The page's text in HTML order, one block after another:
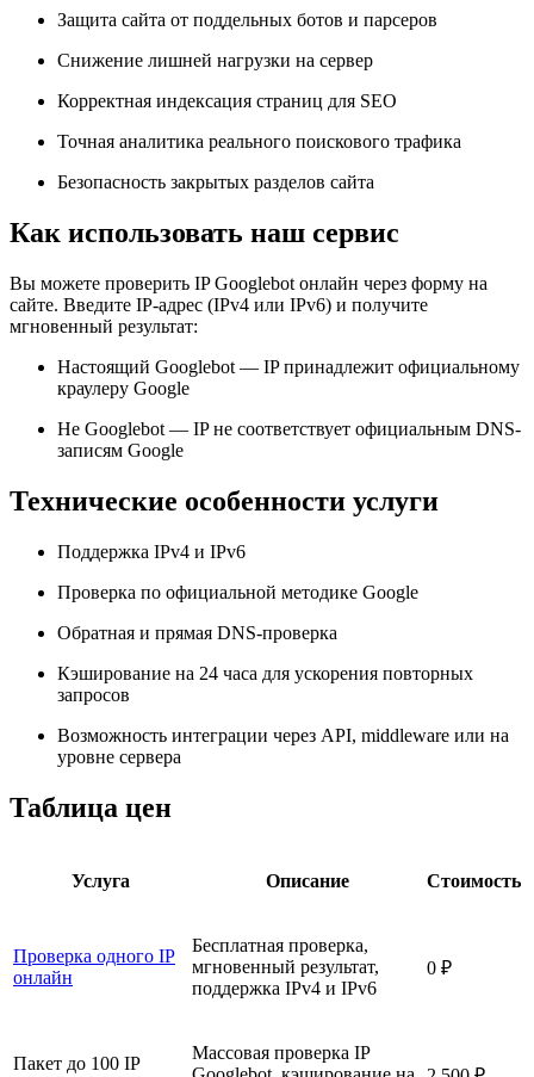
Защита сайта от поддельных ботов и парсеров
Снижение лишней нагрузки на сервер
Корректная индексация страниц для SEO
Точная аналитика реального поискового трафика
Безопасность закрытых разделов сайта
Как использовать наш сервис
Вы можете проверить IP Googlebot онлайн через форму на
сайте. Введите IP-адрес (IPv4 или IPv6) и получите
мгновенный результат:
Настоящий Googlebot — IP принадлежит официальному
краулеру Google
Не Googlebot — IP не соответствует официальным DNS-
записям Google
Технические особенности услуги
Поддержка IPv4 и IPv6
Проверка по официальной методике Google
Обратная и прямая DNS-проверка
Кэширование на 24 часа для ускорения повторных
запросов
Возможность интеграции через API, middleware или на
уровне сервера
Таблица цен
Услуга Описание Стоимость
Проверка одного IP
онлайн
Бесплатная проверка,
мгновенный результат,
поддержка IPv4 и IPv6
0 ₽
Пакет до 100 IP
Массовая проверка IP